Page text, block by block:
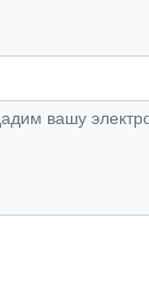
вашу